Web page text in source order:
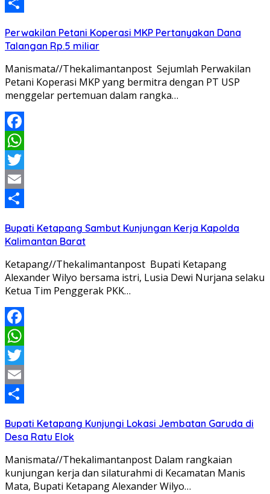
Email
Perwakilan Petani Koperasi MKP Pertanyakan Dana
Talangan Rp.5 miliar
Manismata//Thekalimantanpost Sejumlah Perwakilan
Petani Koperasi MKP yang bermitra dengan PT USP
menggelar pertemuan dalam rangka…
Facebook
WhatsApp
Twitter
Email
Bupati Ketapang Sambut Kunjungan Kerja Kapolda
Kalimantan Barat
Ketapang//Thekalimantanpost Bupati Ketapang
Alexander Wilyo bersama istri, Lusia Dewi Nurjana selaku
Ketua Tim Penggerak PKK…
Facebook
WhatsApp
Twitter
Email
Bupati Ketapang Kunjungi Lokasi Jembatan Garuda di
Desa Ratu Elok
Manismata//Thekalimantanpost Dalam rangkaian
kunjungan kerja dan silaturahmi di Kecamatan Manis
Mata, Bupati Ketapang Alexander Wilyo…